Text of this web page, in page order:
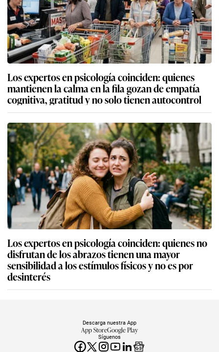
Los expertos en psicología coinciden: quienes
mantienen la calma en la fila gozan de empatía
cognitiva, gratitud y no solo tienen autocontrol
Los expertos en psicología coinciden: quienes no
disfrutan de los abrazos tienen una mayor
sensibilidad a los estímulos físicos y no es por
desinterés
Síguenos
Descarga nuestra App
App StoreGoogle Play